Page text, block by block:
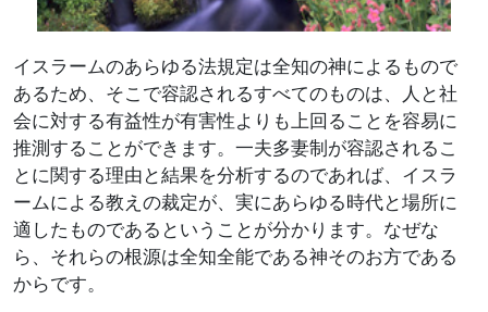
イスラームのあらゆる法規定は全知の神によるもので
あるため、そこで容認されるすべてのものは、人と社
会に対する有益性が有害性よりも上回ることを容易に
推測することができます。一夫多妻制が容認されるこ
とに関する理由と結果を分析するのであれば、イスラ
ームによる教えの裁定が、実にあらゆる時代と場所に
適したものであるということが分かります。なぜな
ら、それらの根源は全知全能である神そのお方である
からです。